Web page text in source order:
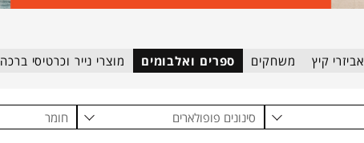
אביזרי קיץ משחקים ספרים ואלבומים מוצרי נייר וכרטיסי ברכה
סינונים פופולארים חומר